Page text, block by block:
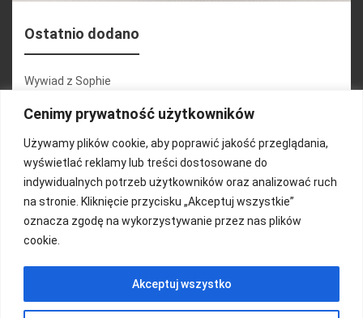
Cenimy prywatność użytkowników
Używamy plików cookie, aby poprawić jakość przeglądania,
wyświetlać reklamy lub treści dostosowane do
indywidualnych potrzeb użytkowników oraz analizować ruch
na stronie. Kliknięcie przycisku „Akceptuj wszystkie”
oznacza zgodę na wykorzystywanie przez nas plików
cookie.
Akceptuj wszystko
Ostatnio dodano
Wywiad z Sophie
Konferencja 2.1
Martyna Wojciechowska
Relacja zdjęciowa 25.09.2024r (cz.2)
Wywiady z uczestnikami
FUNDACJA KOLOROWO